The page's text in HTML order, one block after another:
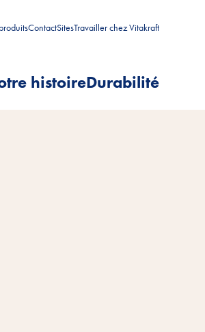
ContactSitesTravailler chez Vitakraft
histoireDurabilité